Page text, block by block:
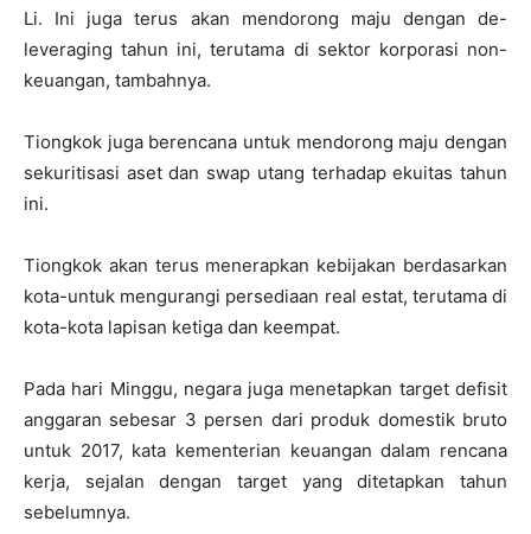
Li. Ini juga terus akan mendorong maju dengan de-
leveraging tahun ini, terutama di sektor korporasi non-
keuangan, tambahnya.
Tiongkok juga berencana untuk mendorong maju dengan
sekuritisasi aset dan swap utang terhadap ekuitas tahun
ini.
Tiongkok akan terus menerapkan kebijakan berdasarkan
kota-untuk mengurangi persediaan real estat, terutama di
kota-kota lapisan ketiga dan keempat.
Pada hari Minggu, negara juga menetapkan target defisit
anggaran sebesar 3 persen dari produk domestik bruto
untuk 2017, kata kementerian keuangan dalam rencana
kerja, sejalan dengan target yang ditetapkan tahun
sebelumnya.